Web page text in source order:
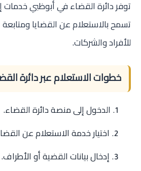
توفر دائرة القضاء في أبوظبي خدمات
تسمح بالاستعلام عن القضايا
للأفراد والشركات.
خطوات الاستعلام عبر دائرة
الدخول إلى منصة دائرة القضاء.
اختيار خدمة الاستعلام عن
إدخال بيانات القضية أو الأطراف.